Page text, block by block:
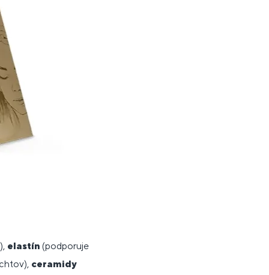
elastín (podporuje
ceramidy